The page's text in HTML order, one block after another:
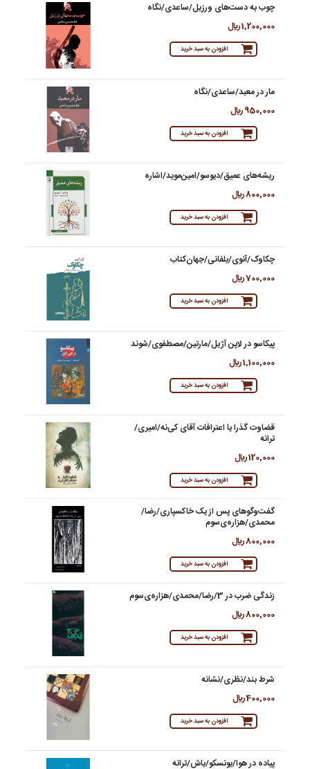
چوب به دست‌های ورزیل/ساعدی/نگاه
1,200,000 ريال
افزودن به سبد خرید
مار در معبد/ساعدی/نگاه
950,000 ريال
افزودن به سبد خرید
ریشه‌های عمیق/دیوسو/امین‌موید/اشاره
800,000 ريال
افزودن به سبد خرید
چکاوک/آنوی/یلفانی/جهان‌کتاب
700,000 ريال
افزودن به سبد خرید
پیکاسو در لاپن آژیل/مارتین/مصطفوی/شوند
1,100,000 ريال
افزودن به سبد خرید
قضاوت گذرا یا اعترافات آقای کی‌نه/امیری/
ترانه
120,000 ريال
افزودن به سبد خرید
گفت‌وگوهای پس از یک خاکسپاری/رضا/
محمدی/هزاره‌ی‌‌سوم
800,000 ريال
افزودن به سبد خرید
زندگی ضرب در 3/رضا/محمدی/هزاره‌ی‌سوم
800,000 ريال
افزودن به سبد خرید
شرط بند/نظری/نشانه
400,000 ريال
افزودن به سبد خرید
پیاده در هوا/یونسکو/باش/ترانه